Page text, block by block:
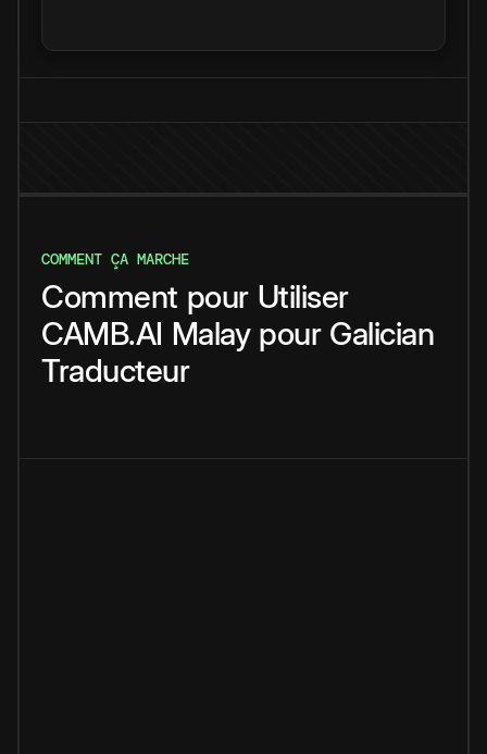
COMMENT ÇA MARCHE
Comment pour Utiliser
CAMB.AI Malay pour Galician
Traducteur